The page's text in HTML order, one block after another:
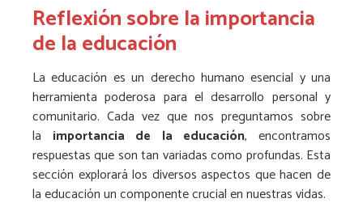
Reflexión sobre la importancia
de la educación
La educación es un derecho humano esencial y una
herramienta poderosa para el desarrollo personal y
comunitario. Cada vez que nos preguntamos sobre
la importancia de la educación, encontramos
respuestas que son tan variadas como profundas. Esta
sección explorará los diversos aspectos que hacen de
la educación un componente crucial en nuestras vidas.